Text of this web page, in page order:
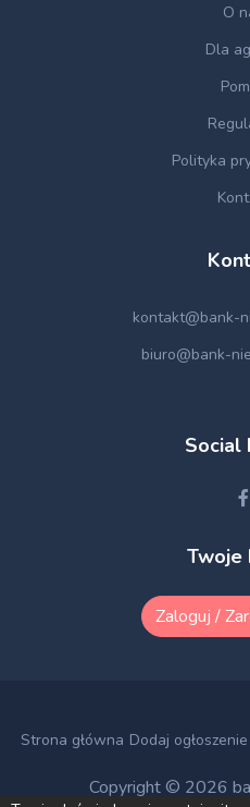
O
Dla
Polityka
kontakt@bank-
biuro@bank-
Social
Twoje
Zaloguj /
Strona główna Dodaj ogłoszenie
Copyright © 2026